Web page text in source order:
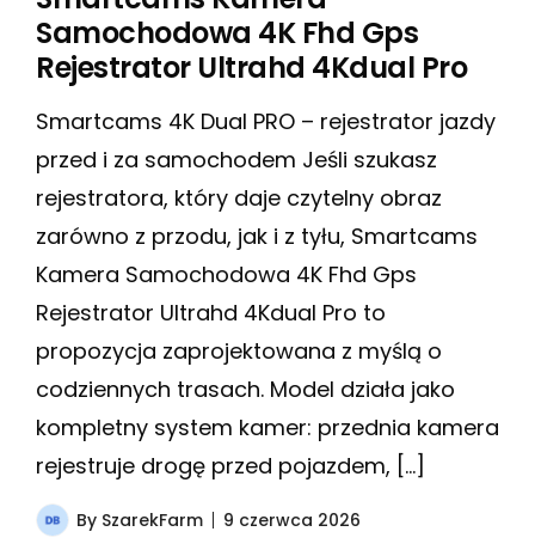
Samochodowa 4K Fhd Gps
Rejestrator Ultrahd 4Kdual Pro
Smartcams 4K Dual PRO – rejestrator jazdy
przed i za samochodem Jeśli szukasz
rejestratora, który daje czytelny obraz
zarówno z przodu, jak i z tyłu, Smartcams
Kamera Samochodowa 4K Fhd Gps
Rejestrator Ultrahd 4Kdual Pro to
propozycja zaprojektowana z myślą o
codziennych trasach. Model działa jako
kompletny system kamer: przednia kamera
rejestruje drogę przed pojazdem, […]
By SzarekFarm 9 czerwca 2026